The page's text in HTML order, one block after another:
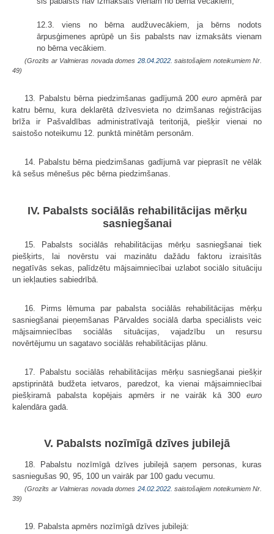
12.3. viens no bērna audžuvecākiem, ja bērns nodots
ārpusģimenes aprūpē un šis pabalsts nav izmaksāts vienam
no bērna vecākiem.
(Grozīts ar Valmieras novada domes 28.04.2022. saistošajiem noteikumiem Nr.
49)
13. Pabalstu bērna piedzimšanas gadījumā 200euro apmērā par
katru bērnu, kura deklarētā dzīvesvieta no dzimšanas reģistrācijas
brīža ir Pašvaldības administratīvajā teritorijā, piešķir vienai no
saistošo noteikumu 12. punktā minētām personām.
14. Pabalstu bērna piedzimšanas gadījumā var pieprasīt ne vēlāk
kā sešus mēnešus pēc bērna piedzimšanas.
IV. Pabalsts sociālās rehabilitācijas mērķu
sasniegšanai
15. Pabalsts sociālās rehabilitācijas mērķu sasniegšanai tiek
piešķirts, lai novērstu vai mazinātu dažādu faktoru izraisītās
negatīvās sekas, palīdzētu mājsaimniecībai uzlabot sociālo situāciju
un iekļauties sabiedrībā.
16. Pirms lēmuma par pabalsta sociālās rehabilitācijas mērķu
sasniegšanai pieņemšanas Pārvaldes sociālā darba speciālists veic
mājsaimniecības sociālās situācijas, vajadzību un resursu
novērtējumu un sagatavo sociālās rehabilitācijas plānu.
17. Pabalstu sociālās rehabilitācijas mērķu sasniegšanai piešķir
apstiprinātā budžeta ietvaros, paredzot, ka vienai mājsaimniecībai
piešķiramā pabalsta kopējais apmērs ir ne vairāk kā 300 euro
kalendāra gadā.
V. Pabalsts nozīmīgā dzīves jubilejā
18. Pabalstu nozīmīgā dzīves jubilejā saņem personas, kuras
sasniegušas 90, 95, 100 un vairāk par 100 gadu vecumu.
(Grozīts ar Valmieras novada domes 24.02.2022. saistošajiem noteikumiem Nr.
39)
19. Pabalsta apmērs nozīmīgā dzīves jubilejā: